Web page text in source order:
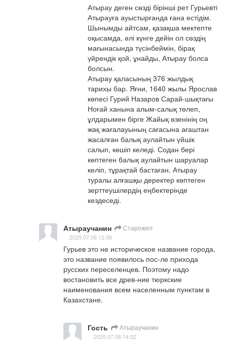
Атырау деген сөзді бірінші рет Гурьевті
Атырауға ауыстырғанда ғана естідім.
Шынымды айтсам, қазақша мектепте
оқысамда, әлі күнге дейін ол сөздің
мағынасында түсінбеймін, бірақ
үйрендік қой, ұнайды, Атырау болса
болсын.
Атырау қаласының 376 жылдық
тарихы бар. Яғни, 1640 жылы Ярослав
көпесі Гурий Назаров Сарай-шықтағы
Ноғай ханына алым-салық төлеп,
ұлдарымен бірге Жайық өзенінің оң
жақ жағалауының сағасына ағаштан
жасалған балық аулайтын үйшік
салып, көшіп келеді. Содан бері
көптеген балық аулайтын шаруалар
келіп, тұрақтай бастаған. Атырау
туралы алғашқы деректер көптеген
зерттеушілердің еңбектерінде
кездеседі.
Атыраучанин Старожил
2025.07.06 12:06
Гурьев это не историческое название города,
это название появилось пос-ле прихода
русских переселенцев. Поэтому надо
востановить все древ-ние тюркские
наименования всем населенным пунктам в
Казахстане.
Гость Атыраучанин
2025.07.06 14:52